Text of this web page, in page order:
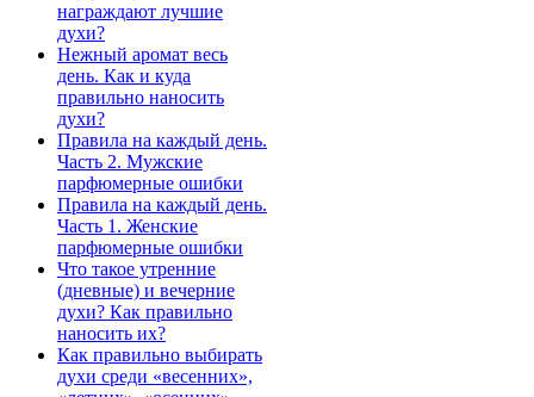
награждают лучшие
духи?
Нежный аромат весь
день. Как и куда
правильно наносить
духи?
Правила на каждый день.
Часть 2. Мужские
парфюмерные ошибки
Правила на каждый день.
Часть 1. Женские
парфюмерные ошибки
Что такое утренние
(дневные) и вечерние
духи? Как правильно
наносить их?
Как правильно выбирать
духи среди «весенних»,